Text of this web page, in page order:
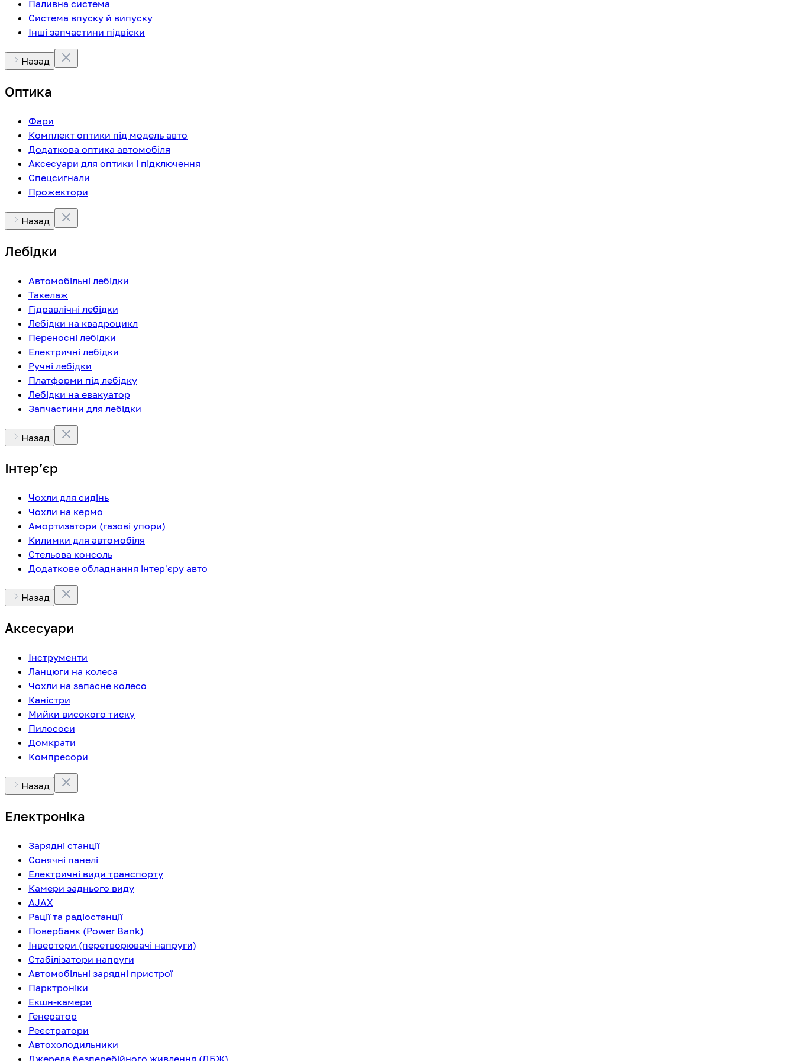
Паливна система
Система впуску й випуску
Інші запчастини підвіски
Назад
Оптика
Фари
Комплект оптики під модель авто
Додаткова оптика автомобіля
Аксесуари для оптики і підключення
Спецсигнали
Прожектори
Назад
Лебідки
Автомобільні лебідки
Такелаж
Гідравлічні лебідки
Лебідки на квадроцикл
Переносні лебідки
Електричні лебідки
Ручні лебідки
Платформи під лебідку
Лебідки на евакуатор
Запчастини для лебідки
Назад
Інтерʼєр
Чохли для сидінь
Чохли на кермо
Амортизатори (газові упори)
Килимки для автомобіля
Стельова консоль
Додаткове обладнання інтер'єру авто
Назад
Аксесуари
Інструменти
Ланцюги на колеса
Чохли на запасне колесо
Каністри
Мийки високого тиску
Пилососи
Домкрати
Компресори
Назад
Електроніка
Зарядні станції
Сонячні панелі
Електричні види транспорту
Камери заднього виду
AJAX
Рації та радіостанції
Повербанк (Power Bank)
Інвертори (перетворювачі напруги)
Стабілізатори напруги
Автомобільні зарядні пристрої
Парктроніки
Екшн-камери
Генератор
Реєстратори
Автохолодильники
Джерела безперебійного живлення (ДБЖ)